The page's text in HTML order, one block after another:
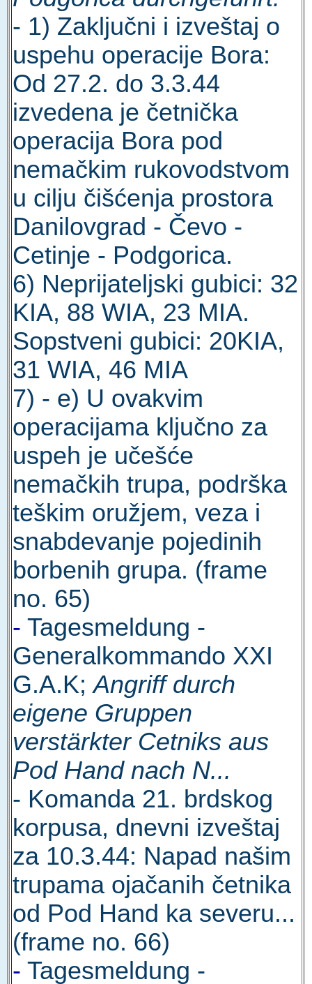
- 1) Zaključni i izveštaj o
uspehu operacije Bora:
Od 27.2. do 3.3.44
izvedena je četnička
operacija Bora pod
nemačkim rukovodstvom
u cilju čišćenja prostora
Danilovgrad - Čevo -
Cetinje - Podgorica.
6) Neprijateljski gubici: 32
KIA, 88 WIA, 23 MIA.
Sopstveni gubici: 20KIA,
31 WIA, 46 MIA
7) - e) U ovakvim
operacijama ključno za
uspeh je učešće
nemačkih trupa, podrška
teškim oružjem, veza i
snabdevanje pojedinih
borbenih grupa. (frame
no. 65)
- Tagesmeldung -
Generalkommando XXI
G.A.K;Angriff durch
eigene Gruppen
verstärkter Cetniks aus
Pod Hand nach N...
- Komanda 21. brdskog
korpusa, dnevni izveštaj
za 10.3.44: Napad našim
trupama ojačanih četnika
od Pod Hand ka severu...
(frame no. 66)
- Tagesmeldung -